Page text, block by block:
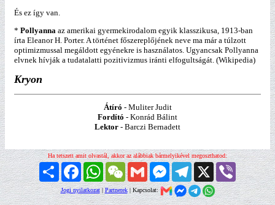
És ez így van.
* Pollyanna az amerikai gyermekirodalom egyik klasszikusa, 1913-ban
írta Eleanor H. Porter. A történet főszereplőjének neve ma már a túlzott
optimizmussal megáldott egyénekre is használatos. Ugyancsak Pollyanna
elvnek hívják a tudatalatti pozitivizmus iránti elfogultságát. (Wikipedia)
Kryon
Átíró - Muliter Judit
Fordító - Konrád Bálint
Lektor - Barczi Bernadett
Ha tetszett amit olvastál, akkor az alábbiak bármelyikével megoszthatod:
MegosztásFacebookWhatsApp WeChat Gmail MessengerTelegram X Viber
Jogi nyilatkozat| Partnerek| Kapcsolat: